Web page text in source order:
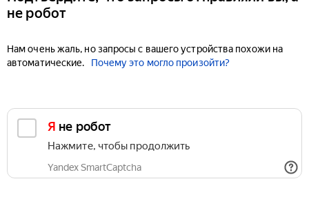
не робот
Нам очень жаль, но запросы с вашего устройства похожи на
автоматические.
Почему это могло произойти?
Я не робот
Нажмите, чтобы продолжить
Yandex SmartCaptcha